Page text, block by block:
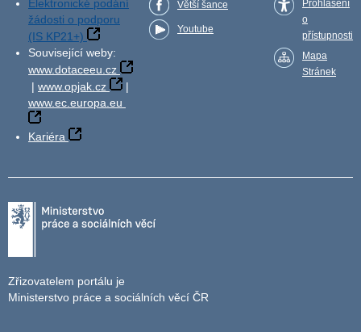
Elektronické podání
žádosti o podporu
(IS KP21+)
Související weby:
www.dotaceeu.cz
| www.opjak.cz
|
www.ec.europa.eu
Kariéra
Větší šance
Youtube
Prohlášení
o
přístupnosti
Mapa
Stránek
Zřizovatelem portálu je
Ministerstvo práce a sociálních věcí ČR